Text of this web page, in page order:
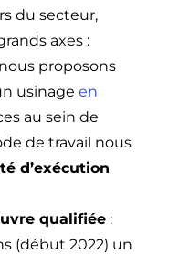
du secteur,
axes :
proposons
usinage en
au sein de
de travail nous
d’exécution
qualifiée:
(début 2022) un